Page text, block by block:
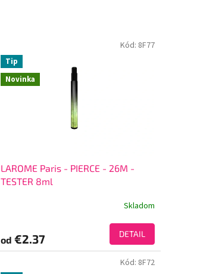
Novinka
Tip
LAROME Paris - PIERCE - 26M -
TESTER 8ml
Skladom
od €2.37 DETAIL
Kód: 8F77
Kód: 8F72